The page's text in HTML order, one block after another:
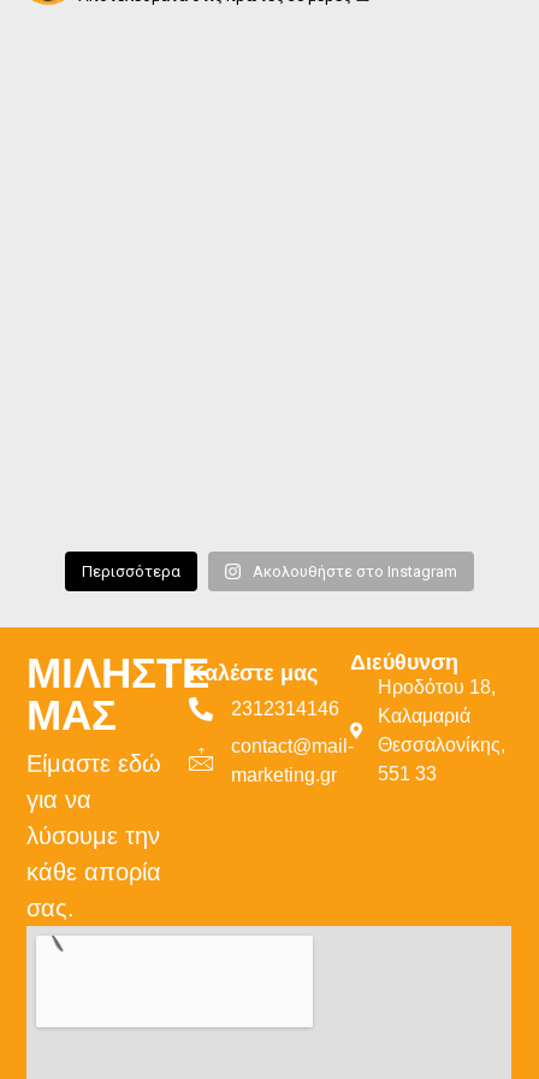
Περισσότερα Ακολουθήστε στο Instagram
ΜΙΛΗΣΤΕ
ΜΑΣ
Είμαστε εδώ
για να
λύσουμε την
κάθε απορία
σας.
Καλέστε μας
2312314146
contact@mail-
marketing.gr
Διεύθυνση
Ηροδότου 18,
Καλαμαριά
Θεσσαλονίκης,
551 33